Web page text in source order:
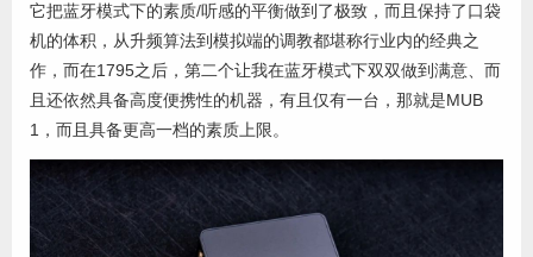
它把蓝牙模式下的素质/听感的平衡做到了极致，而且保持了口袋
机的体积，从升频算法到模拟端的调教都堪称行业内的经典之
作，而在1795之后，第二个让我在蓝牙模式下双双做到满意、而
且还依然具备高度便携性的机器，有且仅有一台，那就是MUB
1，而且具备更高一档的素质上限。